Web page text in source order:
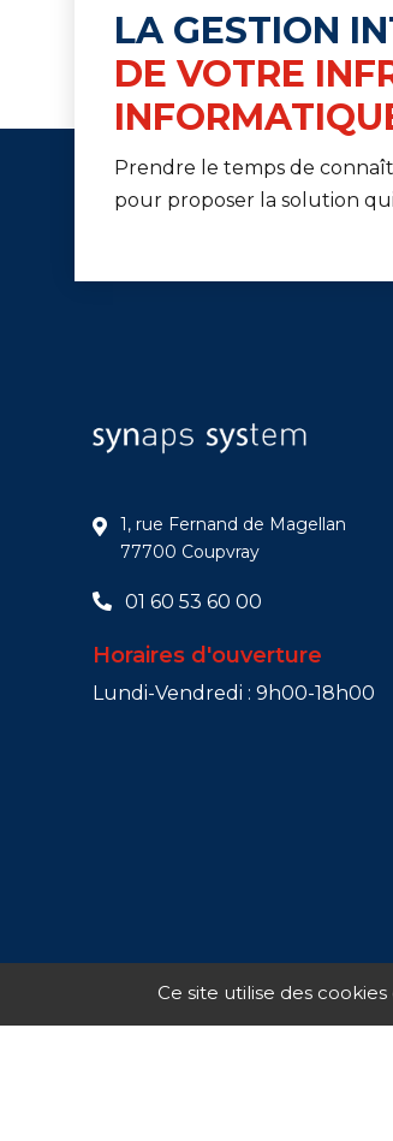
LA GESTION
DE VOTRE
Prendre le temps de
pour proposer la solution
1, rue Fernand de Magellan
77700 Coupvray
01 60 53 60 00
Horaires d'ouverture
Lundi-Vendredi : 9h00-18h00
Ce site utilise des